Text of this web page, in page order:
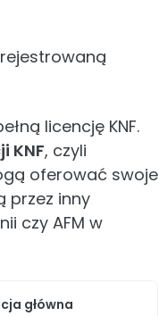
licencję KNF.
KNF, czyli
oferować swoje
przez inny
czy AFM w
główna